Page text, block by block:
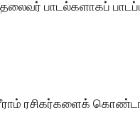
பாடல்களாகப்
ஸ்ரீராம் ரசிகர்களைக்